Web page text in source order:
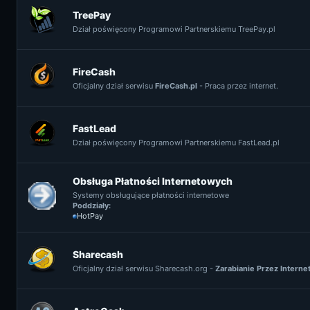
TreePay
Dział poświęcony Programowi Partnerskiemu TreePay.pl
FireCash
Oficjalny dział serwisu FireCash.pl - Praca przez internet.
FastLead
Dział poświęcony Programowi Partnerskiemu FastLead.pl
Obsługa Płatności Internetowych
Systemy obsługujące płatności internetowe
Poddziały:
HotPay
Sharecash
Oficjalny dział serwisu Sharecash.org - Zarabianie Przez Internet